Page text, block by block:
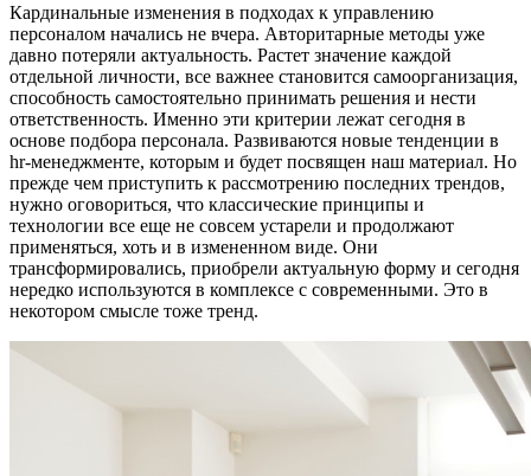
Кардинальные изменения в подходах к управлению
персоналом начались не вчера. Авторитарные методы уже
давно потеряли актуальность. Растет значение каждой
отдельной личности, все важнее становится самоорганизация,
способность самостоятельно принимать решения и нести
ответственность. Именно эти критерии лежат сегодня в
основе подбора персонала. Развиваются новые тенденции в
hr-менеджменте, которым и будет посвящен наш материал. Но
прежде чем приступить к рассмотрению последних трендов,
нужно оговориться, что классические принципы и
технологии все еще не совсем устарели и продолжают
применяться, хоть и в измененном виде. Они
трансформировались, приобрели актуальную форму и сегодня
нередко используются в комплексе с современными. Это в
некотором смысле тоже тренд.